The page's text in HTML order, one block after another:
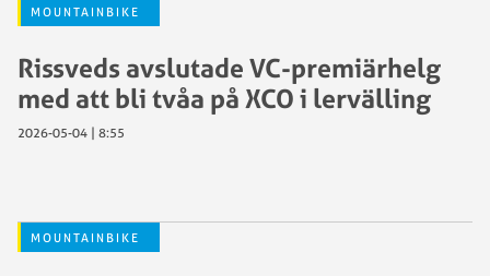
MOUNTAINBIKE
Rissveds avslutade VC-premiärhelg
med att bli tvåa på XCO i lervälling
2026-05-04 | 8:55
MOUNTAINBIKE